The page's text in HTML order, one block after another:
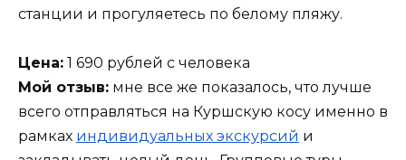
станции и прогуляетесь по белому пляжу.
Цена: 1 690 рублей с человека
Мой отзыв: мне все же показалось, что лучше
всего отправляться на Куршскую косу именно в
рамках индивидуальных экскурсий и